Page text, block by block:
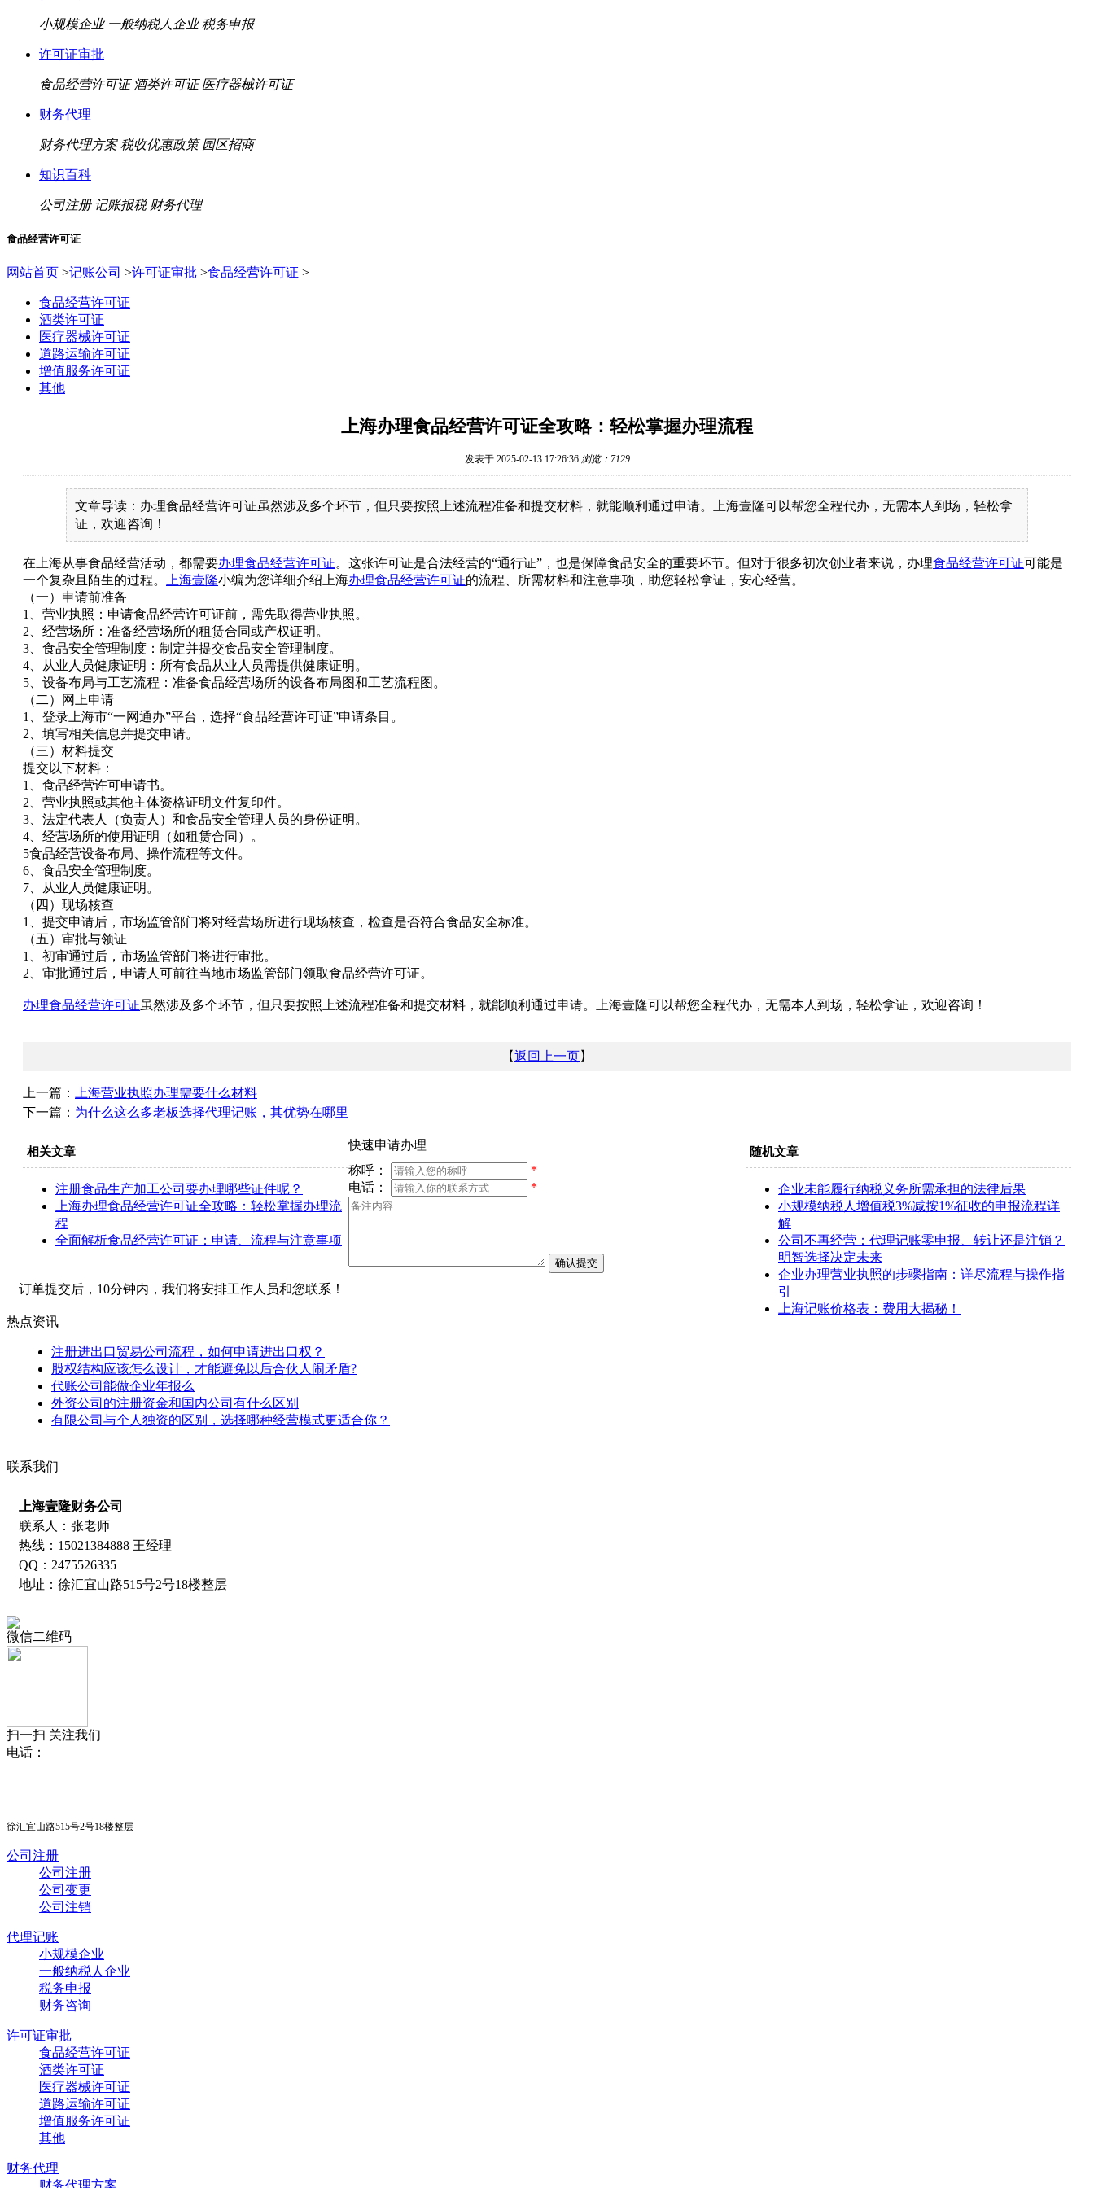
小规模企业 一般纳税人企业 税务申报
许可证审批
食品经营许可证 酒类许可证 医疗器械许可证
财务代理
财务代理方案 税收优惠政策 园区招商
知识百科
公司注册 记账报税 财务代理
食品经营许可证
网站首页 >记账公司 >许可证审批 >食品经营许可证 >
食品经营许可证
酒类许可证
医疗器械许可证
道路运输许可证
增值服务许可证
其他
上海办理食品经营许可证全攻略：轻松掌握办理流程
发表于 2025-02-13 17:26:36 浏览：7129
文章导读：办理食品经营许可证虽然涉及多个环节，但只要按照上述流程准备和提交材料，就能顺利通过申请。上海壹隆可以帮您全程代办，无需本人到场，轻松拿
证，欢迎咨询！
在上海从事食品经营活动，都需要办理食品经营许可证。这张许可证是合法经营的“通行证”，也是保障食品安全的重要环节。但对于很多初次创业者来说，办理食品经营许可证可能是
一个复杂且陌生的过程。
上海壹隆小编为您详细介绍上海办理食品经营许可证的流程、所需材料和注意事项，助您轻松拿证，安心经营。
（一）申请前准备
1、营业执照：申请食品经营许可证前，需先取得营业执照。
2、经营场所：准备经营场所的租赁合同或产权证明。
3、食品安全管理制度：制定并提交食品安全管理制度。
4、从业人员健康证明：所有食品从业人员需提供健康证明。
5、设备布局与工艺流程：准备食品经营场所的设备布局图和工艺流程图。
（二）网上申请
1、登录上海市“一网通办”平台，选择“食品经营许可证”申请条目。
2、填写相关信息并提交申请。
（三）材料提交
提交以下材料：
1、食品经营许可申请书。
2、营业执照或其他主体资格证明文件复印件。
3、法定代表人（负责人）和食品安全管理人员的身份证明。
4、经营场所的使用证明（如租赁合同）。
5食品经营设备布局、操作流程等文件。
6、食品安全管理制度。
7、从业人员健康证明。
（四）现场核查
1、提交申请后，市场监管部门将对经营场所进行现场核查，检查是否符合食品安全标准。
（五）审批与领证
1、初审通过后，市场监管部门将进行审批。
2、审批通过后，申请人可前往当地市场监管部门领取食品经营许可证。
办理食品经营许可证虽然涉及多个环节，但只要按照上述流程准备和提交材料，就能顺利通过申请。上海壹隆可以帮您全程代办，无需本人到场，轻松拿证，欢迎咨询！
【返回上一页】
上一篇：
上海营业执照办理需要什么材料
下一篇： 为什么这么多老板选择代理记账，其优势在哪里
相关文章
注册食品生产加工公司要办理哪些证件呢？
上海办理食品经营许可证全攻略：轻松掌握办理流
程
全面解析食品经营许可证：申请、流程与注意事项
随机文章
企业未能履行纳税义务所需承担的法律后果
小规模纳税人增值税3%减按1%征收的申报流程详
解
公司不再经营：代理记账零申报、转让还是注销？
明智选择决定未来
企业办理营业执照的步骤指南：详尽流程与操作指
引
上海记账价格表：费用大揭秘！
快速申请办理
称呼：
*
电话：
*
订单提交后，10分钟内，我们将安排工作人员和您联系！
热点资讯
注册进出口贸易公司流程，如何申请进出口权？
股权结构应该怎么设计，才能避免以后合伙人闹矛盾?
代账公司能做企业年报么
外资公司的注册资金和国内公司有什么区别
有限公司与个人独资的区别，选择哪种经营模式更适合你？
联系我们
上海壹隆财务公司
联系人：张老师
热线：15021384888 王经理
QQ：2475526335
地址：徐汇宜山路515号2号18楼整层
微信二维码
扫一扫 关注我们
电话：
徐汇宜山路515号2号18楼整层
公司注册
公司注册
公司变更
公司注销
代理记账
小规模企业
一般纳税人企业
税务申报
财务咨询
许可证审批
食品经营许可证
酒类许可证
医疗器械许可证
道路运输许可证
增值服务许可证
其他
财务代理